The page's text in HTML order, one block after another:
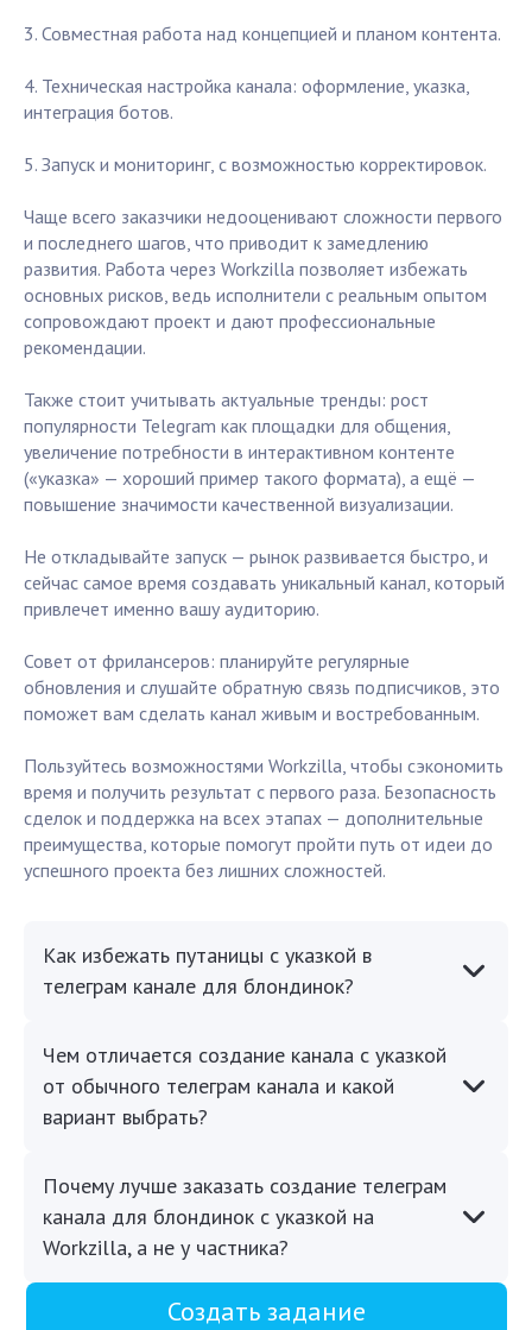
3. Совместная работа над концепцией и планом контента.
4. Техническая настройка канала: оформление, указка,
интеграция ботов.
5. Запуск и мониторинг, с возможностью корректировок.
Чаще всего заказчики недооценивают сложности первого
и последнего шагов, что приводит к замедлению
развития. Работа через Workzilla позволяет избежать
основных рисков, ведь исполнители с реальным опытом
сопровождают проект и дают профессиональные
рекомендации.
Также стоит учитывать актуальные тренды: рост
популярности Telegram как площадки для общения,
увеличение потребности в интерактивном контенте
(«указка» — хороший пример такого формата), а ещё —
повышение значимости качественной визуализации.
Не откладывайте запуск — рынок развивается быстро, и
сейчас самое время создавать уникальный канал, который
привлечет именно вашу аудиторию.
Совет от фрилансеров: планируйте регулярные
обновления и слушайте обратную связь подписчиков, это
поможет вам сделать канал живым и востребованным.
Пользуйтесь возможностями Workzilla, чтобы сэкономить
время и получить результат с первого раза. Безопасность
сделок и поддержка на всех этапах — дополнительные
преимущества, которые помогут пройти путь от идеи до
успешного проекта без лишних сложностей.
Как избежать путаницы с указкой в
телеграм канале для блондинок?
Чем отличается создание канала с указкой
от обычного телеграм канала и какой
вариант выбрать?
Почему лучше заказать создание телеграм
канала для блондинок с указкой на
Workzilla, а не у частника?
Создать задание